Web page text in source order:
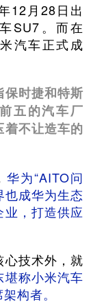
12月28日出
SU7。而在
汽车正式成
保时捷和特斯
五的汽车厂
不让造车的
华为“AITO问
也成华为生态
，打造供应
技术外，就
称小米汽车
构者。